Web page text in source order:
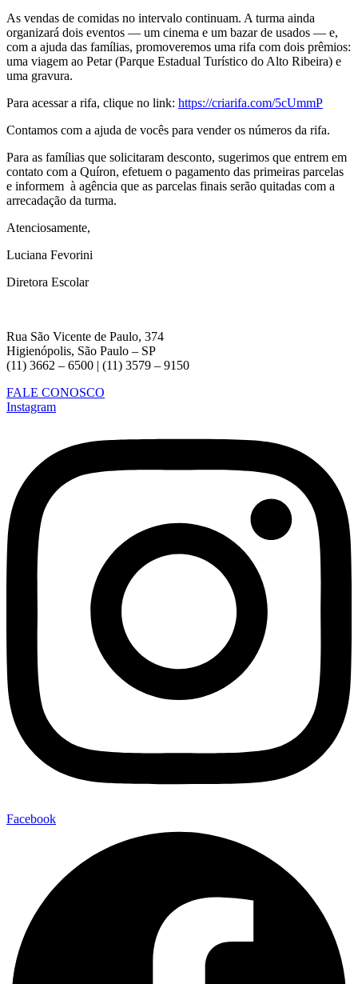
As vendas de comidas no intervalo continuam. A turma ainda
organizará dois eventos — um cinema e um bazar de usados — e,
com a ajuda das famílias, promoveremos uma rifa com dois prêmios:
uma viagem ao Petar (Parque Estadual Turístico do Alto Ribeira) e
uma gravura.
Para acessar a rifa, clique no link: https://criarifa.com/5cUmmP
Contamos com a ajuda de vocês para vender os números da rifa.
Para as famílias que solicitaram desconto, sugerimos que entrem em
contato com a Quíron, efetuem o pagamento das primeiras parcelas
e informem à agência que as parcelas finais serão quitadas com a
arrecadação da turma.
Atenciosamente,
Luciana Fevorini
Diretora Escolar
Rua São Vicente de Paulo, 374
Higienópolis, São Paulo – SP
(11) 3662 – 6500 | (11) 3579 – 9150
FALE CONOSCO
Instagram
Facebook